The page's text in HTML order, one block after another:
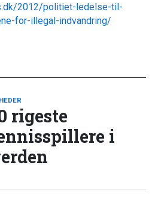
2012/politiet-ledelse-til-
for-illegal-indvandring/
rigeste
i